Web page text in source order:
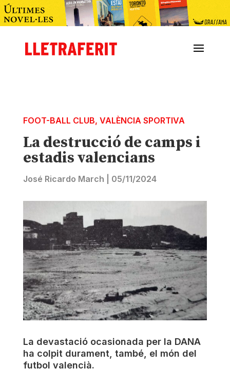
FOOT-BALL CLUB, VALÈNCIA SPORTIVA
La destrucció de camps i
estadis valencians
José Ricardo March 05/11/2024
La devastació ocasionada per la DANA
ha colpit durament, també, el món del
futbol valencià.